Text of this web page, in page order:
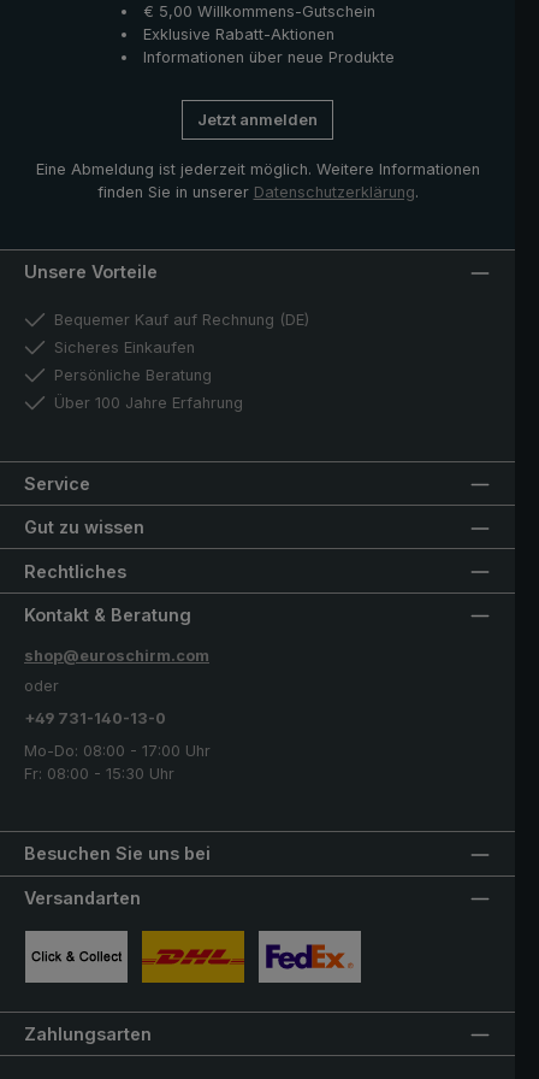
€ 5,00 Willkommens-Gutschein
Exklusive Rabatt-Aktionen
Informationen über neue Produkte
Jetzt anmelden
Eine Abmeldung ist jederzeit möglich. Weitere Informationen
finden Sie in unserer Datenschutzerklärung.
Unsere Vorteile
Bequemer Kauf auf Rechnung (DE)
Sicheres Einkaufen
Persönliche Beratung
Über 100 Jahre Erfahrung
Service
Gut zu wissen
Rechtliches
Besuchen Sie uns bei
Kontakt & Beratung
shop@euroschirm.com
oder
+49 731-140-13-0
Mo-Do: 08:00 - 17:00 Uhr
Fr: 08:00 - 15:30 Uhr
Versandarten
Zahlungsarten